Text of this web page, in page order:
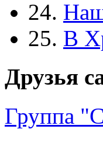
24.
25. В
Друзья
Группа